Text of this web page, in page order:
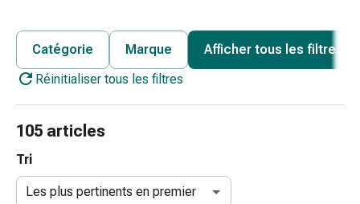
les
doigts
Sparadraps
gaze
de
compression
Catégorie Marque
Afficher tous les filtres
Réinitialiser tous les filtres
105 articles
Tri
Les plus pertinents en premier